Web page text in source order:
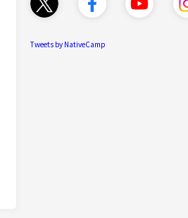
Tweets by NativeCamp